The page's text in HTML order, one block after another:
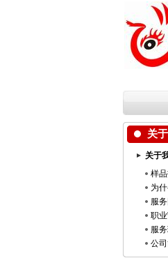
关
关于
样
为
服
职业
服
公